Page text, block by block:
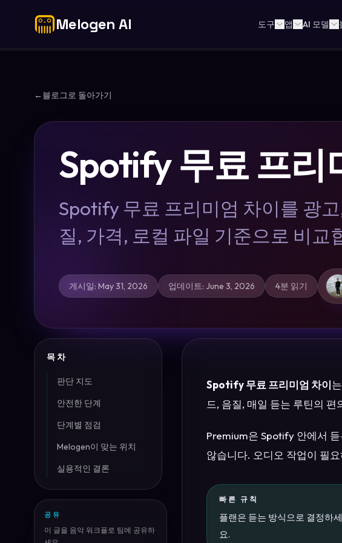
Melogen AI 도구 앱 AI 모델
←블로그로 돌아가기
Spotify 무료 프리
Spotify 무료 프리미엄 차이를 광
질, 가격, 로컬 파일 기준으로 비교
게시일: May 31, 2026 업데이트: June 3, 2026 4분 읽기
목차
판단 지도
안전한 단계
단계별 점검
Melogen이 맞는 위치
실용적인 결론
공유
이 글을 음악 워크플로 팀에 공유하
Spotify 무료 프리미엄 차이
드, 음질, 매일 듣는 루틴의 편
Premium은 Spotify 안에서
않습니다. 오디오 작업이 필
빠른 규칙
플랜은 듣는 방식으로 결정하
요.